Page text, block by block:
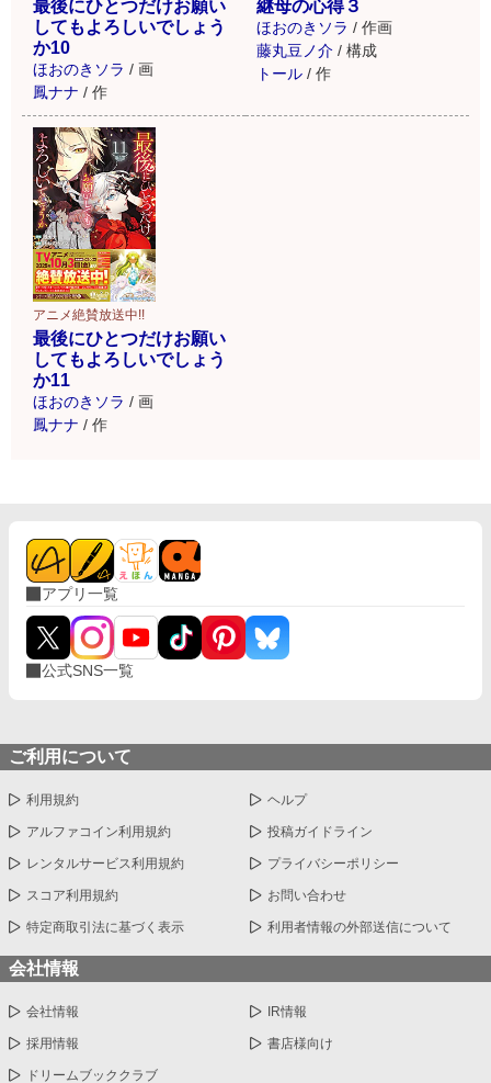
最後にひとつだけお願い
してもよろしいでしょう
か10
ほおのきソラ / 画
鳳ナナ / 作
継母の心得３
ほおのきソラ / 作画
藤丸豆ノ介 / 構成
トール / 作
アニメ絶賛放送中!!
最後にひとつだけお願い
してもよろしいでしょう
か11
ほおのきソラ / 画
鳳ナナ / 作
アプリ一覧
公式SNS一覧
ご利用について
利用規約 ヘルプ
アルファコイン利用規約 投稿ガイドライン
レンタルサービス利用規約 プライバシーポリシー
スコア利用規約 お問い合わせ
特定商取引法に基づく表示 利用者情報の外部送信について
会社情報
会社情報 IR情報
採用情報 書店様向け
ドリームブッククラブ